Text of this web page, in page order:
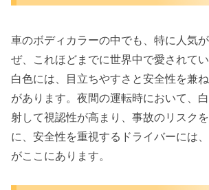
車のボディカラーの中でも、特に人気
ぜ、これほどまでに世界中で愛されて
白色には、目立ちやすさと安全性を兼
があります。夜間の運転時において、
射して視認性が高まり、事故のリスク
に、安全性を重視するドライバーには
がここにあります。